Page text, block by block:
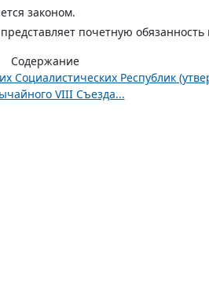
законом.
почетную обязанность
Содержание
Социалистических Республик
VIII Съезда...